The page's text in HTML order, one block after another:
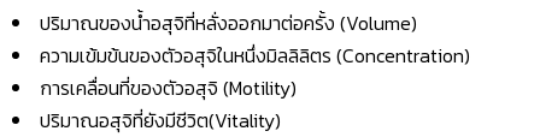
ปริมาณของน้ำอสุจิที่หลั่งออกมาต่อครั้ง (Volume)
ความเข้มข้นของตัวอสุจิในหนึ่งมิลลิลิตร (Concentration)
การเคลื่อนที่ของตัวอสุจิ (Motility)
ปริมาณอสุจิที่ยังมีชีวิต(Vitality)